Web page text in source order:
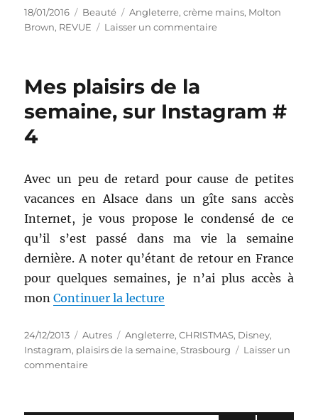
Publié
le
18/01/2016 Catégories
Beauté Étiquettes
Angleterre,crème mains, Molton
Brown, REVUE Laisser un commentairesur
Baume
Rosé
–
Molton
Brown
Mes plaisirs de la
semaine, sur Instagram #
4
Avec un peu de retard pour cause de petites
vacances en Alsace dans un gîte sans accès
Internet, je vous propose le condensé de ce
qu’il s’est passé dans ma vie la semaine
dernière. A noter qu’étant de retour en France
pour quelques semaines, je n’ai plus accès à
monContinuer la lecture
Publié
le
24/12/2013 Catégories
Autres Étiquettes
Angleterre,CHRISTMAS, Disney,
Instagram, plaisirs de la semaine,Strasbourg
Laisser un
commentairesur